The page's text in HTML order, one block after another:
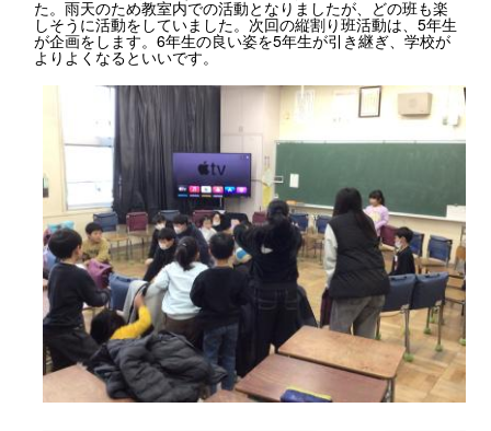
た。雨天のため教室内での活動となりましたが、どの班も楽
しそうに活動をしていました。次回の縦割り班活動は、5年生
が企画をします。6年生の良い姿を5年生が引き継ぎ、学校が
よりよくなるといいです。